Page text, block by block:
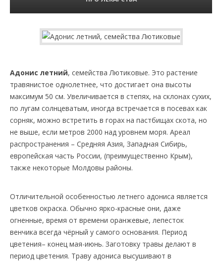
Адонис летний, семейства Лютиковые. Это растение
травянистое однолетнее, что достигает она высоты
максимум 50 см. Увеличивается в степях, на склонах сухих,
по лугам солнцеватым, иногда встречается в посевах как
сорняк, можно встретить в горах на пастбищах скота, но
не выше, если метров 2000 над уровнем моря. Ареал
распространения – Средняя Азия, Западная Сибирь,
европейская часть России, (преимущественно Крым),
также некоторые Молдовы районы.
Отличительной особенностью летнего адониса является
цветков окраска. Обычно ярко-красные они, даже
огненные, время от времени оранжевые, лепесток
венчика всегда чёрный у самого основания. Период
цветения– конец мая-июнь. Заготовку травы делают в
период цветения. Траву адониса высушивают в